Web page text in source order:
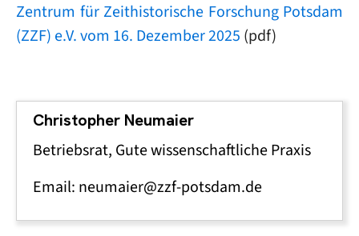
Zentrum für Zeithistorische Forschung Potsdam
(ZZF) e.V. vom 16. Dezember 2025 (pdf)
Christopher Neumaier
Betriebsrat, Gute wissenschaftliche Praxis
Email: neumaier@zzf-potsdam.de